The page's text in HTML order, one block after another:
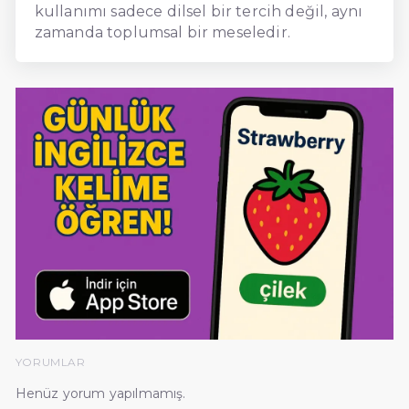
kullanımı sadece dilsel bir tercih değil, aynı
zamanda toplumsal bir meseledir.
YORUMLAR
Henüz yorum yapılmamış.